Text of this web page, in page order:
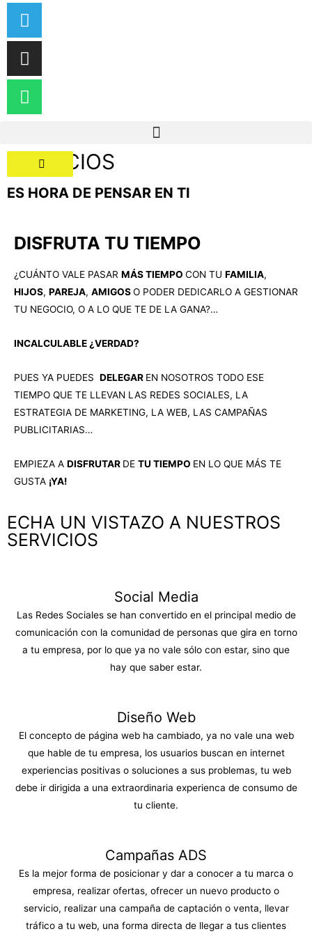
Menú
SERVICIOS
ES HORA DE PENSAR EN TI
DISFRUTA TU TIEMPO
¿CUÁNTO VALE PASAR MÁS TIEMPO CON TU FAMILIA,
HIJOS, PAREJA, AMIGOSO PODER DEDICARLO A GESTIONAR
TU NEGOCIO, O A LO QUE TE DE LA GANA?…
INCALCULABLE ¿VERDAD?
PUES YA PUEDES DELEGAR EN NOSOTROS TODO ESE
TIEMPO QUE TE LLEVAN LAS REDES SOCIALES, LA
ESTRATEGIA DE MARKETING, LA WEB, LAS CAMPAÑAS
PUBLICITARIAS…
EMPIEZA A DISFRUTAR DE TU TIEMPO EN LO QUE MÁS TE
GUSTA ¡YA!
ECHA UN VISTAZO A NUESTROS
SERVICIOS
Social Media​​
Las Redes Sociales se han convertido en el principal medio de
comunicación con la comunidad de personas que gira en torno
a tu empresa, por lo que ya no vale sólo con estar, sino que
hay que saber estar.
Diseño Web
El concepto de página web ha cambiado, ya no vale una web
que hable de tu empresa, los usuarios buscan en internet
experiencias positivas o soluciones a sus problemas, tu web
debe ir dirigida a una extraordinaria experienca de consumo de
tu cliente.
Campañas ADS
Es la mejor forma de posicionar y dar a conocer a tu marca o
empresa, realizar ofertas, ofrecer un nuevo producto o
servicio, realizar una campaña de captación o venta, llevar
tráfico a tu web, una forma directa de llegar a tus clientes